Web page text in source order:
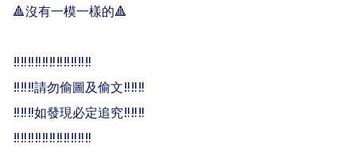
🔺沒有一模一樣的🔺
‼️‼️‼️‼️‼️‼️‼️‼️‼️‼️‼️
‼️‼️‼️請勿偷圖及偷文‼️‼️‼️
‼️‼️‼️如發現必定追究‼️‼️‼️
‼️‼️‼️‼️‼️‼️‼️‼️‼️‼️‼️